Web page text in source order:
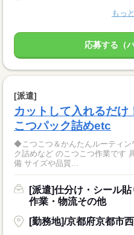
もっ
応募する（
[派遣]
カットして入れるだけ
こつパック詰めetc
◆こつこつ＆かんたんルーティン
ク詰めなど のこつこつ作業です
備 サイズや品質...
[派遣]仕分け・シール
作業・物流その他
[勤務地]/京都府京都市